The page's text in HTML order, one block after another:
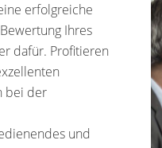
erfolgreiche
Ihres
dafür. Profitieren
bei der
und